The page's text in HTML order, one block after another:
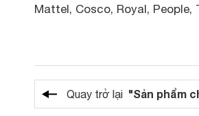
Mattel, Cosco, Royal,
Quay trở lại "Sản phẩm